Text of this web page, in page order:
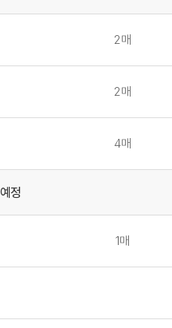
2매
2매
4매
정
1매